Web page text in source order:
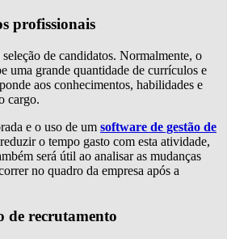
profissionais
de candidatos. Normalmente, o
uma grande quantidade de currículos e
aos conhecimentos, habilidades e
cargo.
e o uso de um software de gestão de
o tempo gasto com esta atividade,
será útil ao analisar as mudanças
no quadro da empresa após a
de recrutamento